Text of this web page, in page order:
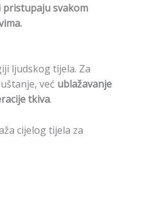
pristupaju svakom
ljudskog tijela. Za
već ublažavanje
tkiva.
cijelog tijela za